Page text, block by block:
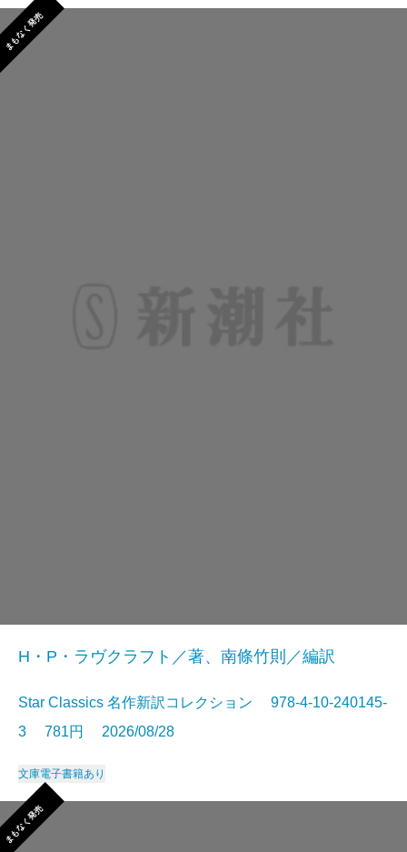
まもなく発売
H・P・ラヴクラフト／著、南條竹則／編訳
Star Classics 名作新訳コレクション 978-4-10-240145-
3 781円 2026/08/28
文庫電子書籍あり
まもなく発売